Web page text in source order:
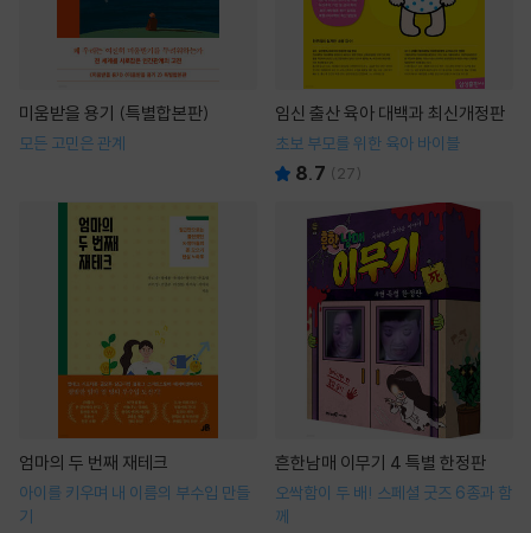
미움받을 용기 (특별합본판)
모든 고민은 관계
임신 출산 육아 대백과 최신개정판
초보 부모를 위한 육아 바이블
8.7 ( 27)
엄마의 두 번째 재테크
아이를 키우며 내 이름의 부수입 만들
기
흔한남매 이무기 4 특별 한정판
오싹함이 두 배! 스페셜 굿즈 6종과 함
께